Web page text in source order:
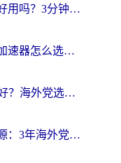
海外党必看：迅游和老王好用吗？3分钟选对加速国内网络的加速器
海外党必看：类似归雁的加速器怎么选？一篇搞定无缝访问国内资源
斧牛和极速穿梭VPN哪个好？海外党选回国加速器必看的真实对比与避坑指南
北美回国无缝访问国内资源：3年海外党亲测的加速器选择指南